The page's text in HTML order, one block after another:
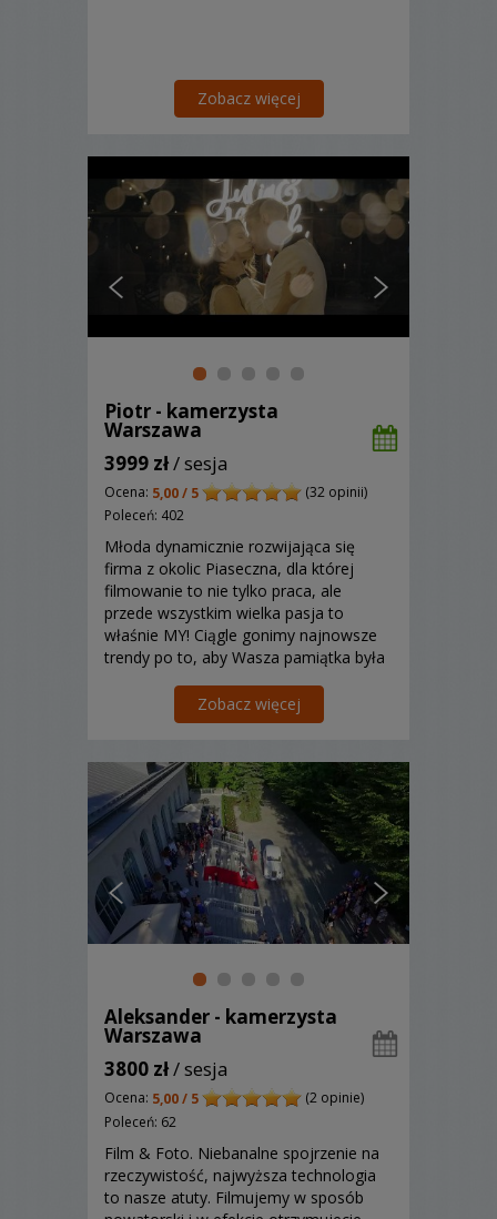
Zobacz więcej
Piotr - kamerzysta
Warszawa
3999 zł/ sesja
Ocena: 5,00 / 5
(32 opinii)
Poleceń: 402
Młoda dynamicznie rozwijająca się
firma z okolic Piaseczna, dla której
filmowanie to nie tylko praca, ale
przede wszystkim wielka pasja to
właśnie MY! Ciągle gonimy najnowsze
trendy po to, aby Wasza pamiątka była
niebanalne wyzwanie jest dla nas
okazją do rozwoju.
Zobacz więcej
Aleksander - kamerzysta
Warszawa
3800 zł/ sesja
Ocena: 5,00 / 5
(2 opinie)
Poleceń: 62
Film & Foto. Niebanalne spojrzenie na
rzeczywistość, najwyższa technologia
to nasze atuty. Filmujemy w sposób